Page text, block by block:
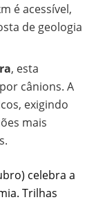
é acessível,
de geologia
, esta
cânions. A
exigindo
mais
celebra a
Trilhas